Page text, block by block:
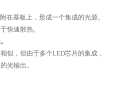
在基板上，形成一个集成的光源。
快速散热。
似，但由于多个LED芯片的集成，
光输出。